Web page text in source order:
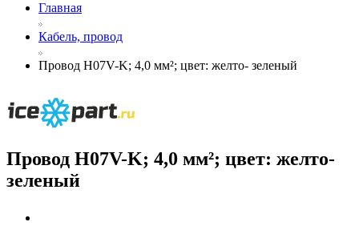
Главная
Кабель, провод
Провод H07V-K; 4,0 мм²; цвет: желто- зеленый
Провод H07V-K; 4,0 мм²; цвет: желто-
зеленый